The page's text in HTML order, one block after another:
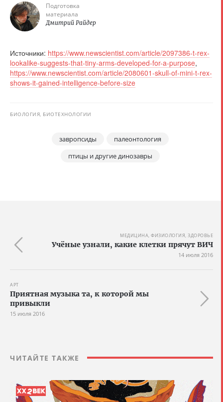
Подготовка
материала
Дмитрий Райдер
Источники: https://www.newscientist.com/article/2097386-t-rex-
lookalike-suggests-that-tiny-arms-developed-for-a-purpose,
https://www.newscientist.com/article/2080601-skull-of-mini-t-rex-
shows-it-gained-intelligence-before-size
БИОЛОГИЯ, БИОТЕХНОЛОГИИ
завропсиды
палеонтология
птицы и другие динозавры
МЕДИЦИНА, ФИЗИОЛОГИЯ, ЗДОРОВЬЕ
Учёные узнали, какие клетки прячут ВИЧ
14 июля 2016
АРТ
Приятная музыка та, к которой мы
привыкли
15 июля 2016
ЧИТАЙТЕ ТАКЖЕ